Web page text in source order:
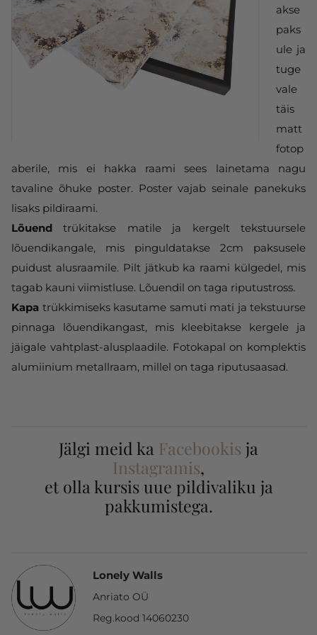
akse
paks
ule ja
tuge
vale
täis
matt
fotop
aberile, mis ei hakka raami sees lainetama nagu
tavaline õhuke poster. Poster vajab seinale panekuks
lisaks pildiraami.
Lõuend trükitakse matile ja kergelt tekstuursele
lõuendikangale, mis pinguldatakse 2cm paksusele
puidust alusraamile. Pilt jätkub ka raami külgedel, mis
tagab kauni viimistluse. Lõuendil on taga riputustross.
Kapa trükkimiseks kasutame samuti mati ja tekstuurse
pinnaga lõuendikangast, mis kleebitakse kergele ja
jäigale vahtplast-alusplaadile. Fotokapal on komplektis
alumiinium metallraam, millel on taga riputusaasad.
Jälgi meid ka Facebookis ja
Instagramis,
et olla kursis uue pildivaliku ja
pakkumistega.
Lonely Walls
Anriato OÜ
Reg.kood 14060230